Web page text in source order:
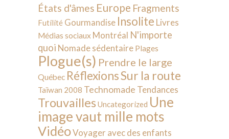
États d'âmes Europe Fragments
Futilité Gourmandise Insolite Livres
Médias sociaux Montréal N'importe
quoi Nomade sédentaire Plages
Plogue(s) Prendre le large
Québec RéflexionsSur la route
Taïwan 2008 Technomade Tendances
Trouvailles Uncategorized Une
image vaut mille mots
VidéoVoyager avec des enfants